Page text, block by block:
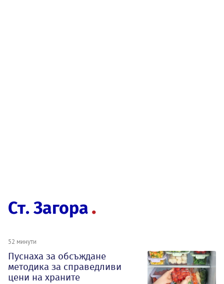
Ст. Загора
52 минути
Пуснаха за обсъждане
методика за справедливи
цени на храните